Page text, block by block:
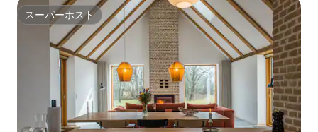
スーパーホスト
スーパーホスト